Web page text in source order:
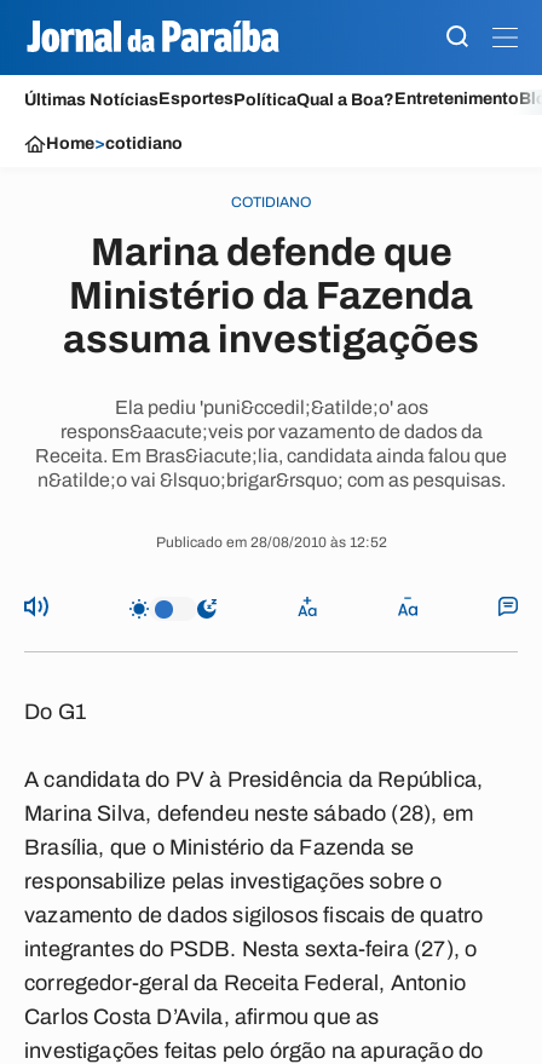
Últimas NotíciasEsportesPolíticaQual a Boa?Entretenimento
Home>cotidiano
COTIDIANO
Marina defende que
Ministério da Fazenda
assuma investigações
Ela pediu 'puni&ccedil;&atilde;o' aos
respons&aacute;veis por vazamento de dados da
Receita. Em Bras&iacute;lia, candidata ainda falou que
n&atilde;o vai &lsquo;brigar&rsquo; com as pesquisas.
Publicado em 28/08/2010 às 12:52
Do G1
A candidata do PV à Presidência da República,
Marina Silva, defendeu neste sábado (28), em
Brasília, que o Ministério da Fazenda se
responsabilize pelas investigações sobre o
vazamento de dados sigilosos fiscais de quatro
integrantes do PSDB. Nesta sexta-feira (27), o
corregedor-geral da Receita Federal, Antonio
Carlos Costa D’Avila, afirmou que as
investigações feitas pelo órgão na apuração do